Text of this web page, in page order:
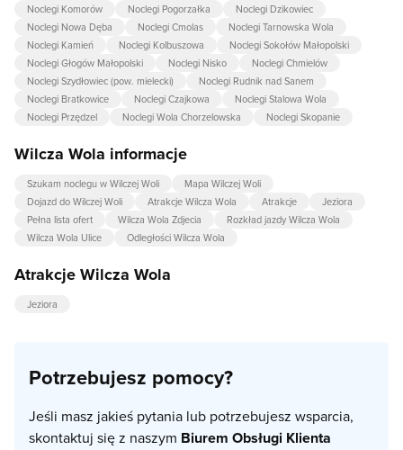
Noclegi Komorów
Noclegi Pogorzałka
Noclegi Dzikowiec
Noclegi Nowa Dęba
Noclegi Cmolas
Noclegi Tarnowska Wola
Noclegi Kamień
Noclegi Kolbuszowa
Noclegi Sokołów Małopolski
Noclegi Głogów Małopolski
Noclegi Nisko
Noclegi Chmielów
Noclegi Szydłowiec (pow. mielecki)
Noclegi Rudnik nad Sanem
Noclegi Bratkowice
Noclegi Czajkowa
Noclegi Stalowa Wola
Noclegi Przędzel
Noclegi Wola Chorzelowska Noclegi Skopanie
Wilcza Wola informacje
Szukam noclegu w Wilczej Woli
Mapa Wilczej Woli
Dojazd do Wilczej Woli
Atrakcje Wilcza Wola Atrakcje
Jeziora
Pełna lista ofert
Wilcza Wola Zdjecia
Rozkład jazdy Wilcza Wola
Wilcza Wola Ulice
Odległości Wilcza Wola
Atrakcje Wilcza Wola
Jeziora
Potrzebujesz pomocy?
Jeśli masz jakieś pytania lub potrzebujesz wsparcia,
skontaktuj się z naszym Biurem Obsługi Klienta